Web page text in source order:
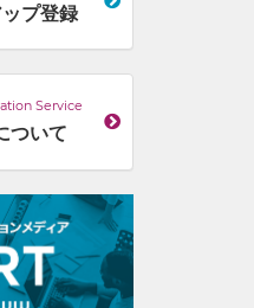
プ登録
Service
いて